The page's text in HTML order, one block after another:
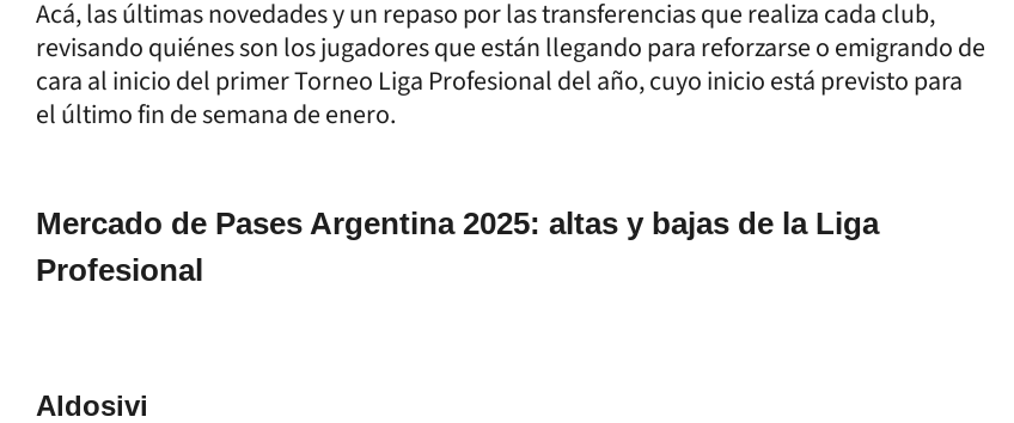
Acá, las últimas novedades y un repaso por las transferencias que realiza cada club,
revisando quiénes son los jugadores que están llegando para reforzarse o emigrando de
cara al inicio del primer Torneo Liga Profesional del año, cuyo inicio está previsto para
el último fin de semana de enero.
Mercado de Pases Argentina 2025: altas y bajas de la Liga
Profesional
Aldosivi